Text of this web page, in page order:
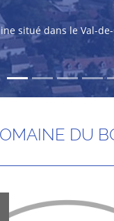
situé dans le Val-
DU